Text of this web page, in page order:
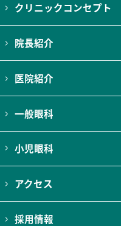
クリニックコンセプト
院長紹介
医院紹介
一般眼科
小児眼科
アクセス
採用情報